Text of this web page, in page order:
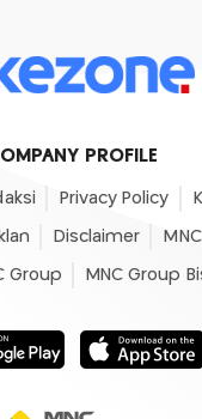
PROFILE
Privacy Policy
Disclaimer
Group MNC Group